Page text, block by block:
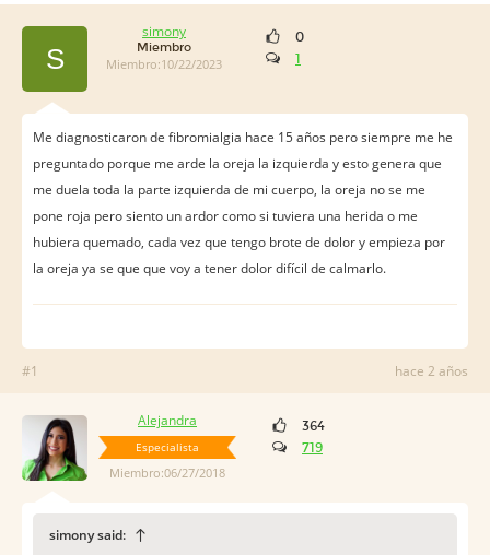
S
simony
Miembro
Miembro:10/22/2023
0
1
Me diagnosticaron de fibromialgia hace 15 años pero siempre me he
preguntado porque me arde la oreja la izquierda y esto genera que
me duela toda la parte izquierda de mi cuerpo, la oreja no se me
pone roja pero siento un ardor como si tuviera una herida o me
hubiera quemado, cada vez que tengo brote de dolor y empieza por
la oreja ya se que que voy a tener dolor difícil de calmarlo.
#1 hace 2 años
Alejandra
Especialista
Miembro:06/27/2018
364
719
simony said: